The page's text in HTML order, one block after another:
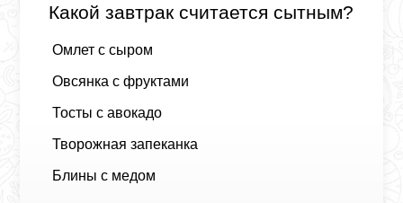
Какой завтрак считается сытным?
Омлет с сыром
Овсянка с фруктами
Тосты с авокадо
Творожная запеканка
Блины с медом